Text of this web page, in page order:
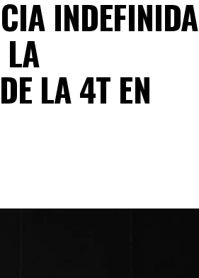
INDEFINIDA
LA 4T EN